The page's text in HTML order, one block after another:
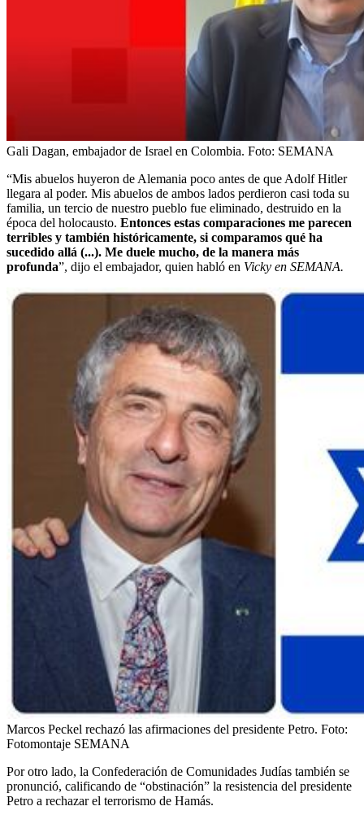
Gali Dagan, embajador de Israel en Colombia. Foto: SEMANA
“Mis abuelos huyeron de Alemania poco antes de que Adolf Hitler
llegara al poder. Mis abuelos de ambos lados perdieron casi toda su
familia, un tercio de nuestro pueblo fue eliminado, destruido en la
época del holocausto. Entonces estas comparaciones me parecen
terribles y también históricamente, si comparamos qué ha
sucedido allá (...). Me duele mucho, de la manera más
profunda”, dijo el embajador, quien habló en Vicky en SEMANA.
Marcos Peckel rechazó las afirmaciones del presidente Petro. Foto:
Fotomontaje SEMANA
Por otro lado, la Confederación de Comunidades Judías también se
pronunció, calificando de “obstinación” la resistencia del presidente
Petro a rechazar el terrorismo de Hamás.